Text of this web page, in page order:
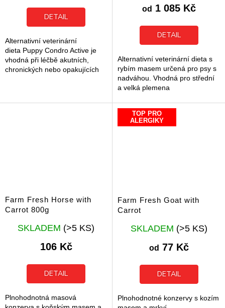
z
DETAIL
Alternativní veterinární
dieta Puppy Condro Active je
vhodná při léčbě akutních,
chronických nebo opakujících
od 1 085 Kč
DETAIL
Alternativní veterinární dieta s
rybím masem určená pro psy s
nadváhou. Vhodná pro střední
a velká plemena
Farm Fresh Horse with
Carrot 800g
Průměrné
hodnocení
produktu
je
z
SKLADEM (>5 KS)
106 Kč
DETAIL
Plnohodnotná masová
TOP PRO
ALERGIKY
Farm Fresh Goat with
Carrot
Průměrné
hodnocení
produktu
je
z
SKLADEM (>5 KS)
od 77 Kč
DETAIL
Plnohodnotné konzervy s kozím